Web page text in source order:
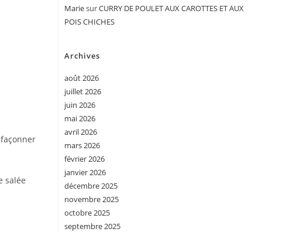
salée
MariesurCURRY DE POULET AUX CAROTTES ET AUX
POIS CHICHES
Archives
août 2026
juillet 2026
juin 2026
mai 2026
avril 2026
mars 2026
février 2026
janvier 2026
décembre 2025
novembre 2025
octobre 2025
septembre 2025